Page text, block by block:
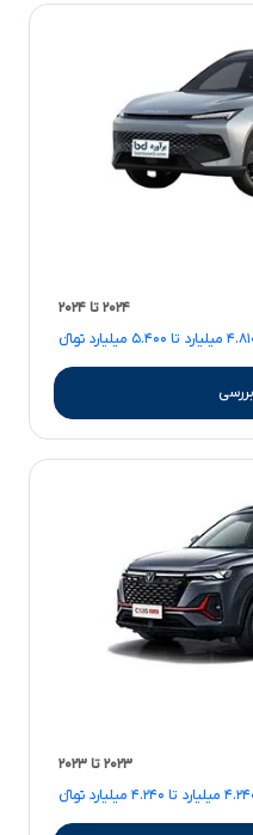
۲۰۲۴ تا ۲۰۲۴
تا ۵.۴۰۰ میلیارد تومانءءء
۲۰۲۳ تا ۲۰۲۳
تا ۴.۲۴۰ میلیارد تومانءءء